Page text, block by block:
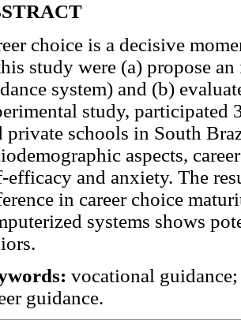
choice is a decisive
study were (a) propose
system) and (b)
study,
private schools in South
aspects,
efficacy and anxiety. The
in career choice
systems shows
vocational
guidance.